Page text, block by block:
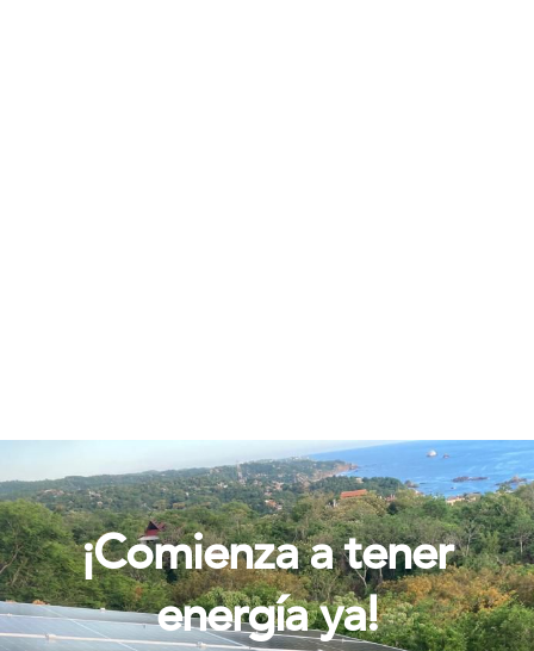
¡Comienza a tener
energía ya!